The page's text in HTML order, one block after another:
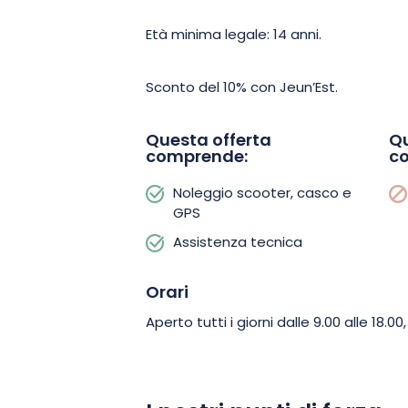
Non preoccupatevi del parcheggio: è
gratuito in loco. Nelle vicinanze si
lavoro sono i benvenuti, fino a 20
Allora, cosa state aspettando? Unitevi
prenotate e venite a vivere
Vi aspetta una bella fuga e una
Età minima legale: 14 anni.
Sconto del 10% con Jeun’Est.
Questa offerta
comprende:
Noleggio scooter, casco e
GPS
Assistenza tecnica
Orari
Aperto tutti i giorni dalle 9.00 alle